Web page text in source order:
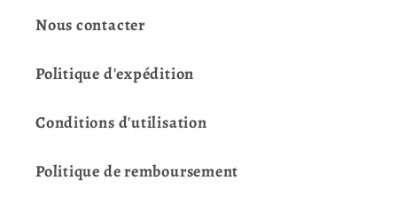
Nous contacter
Politique d'expédition
Conditions d'utilisation
Politique de remboursement